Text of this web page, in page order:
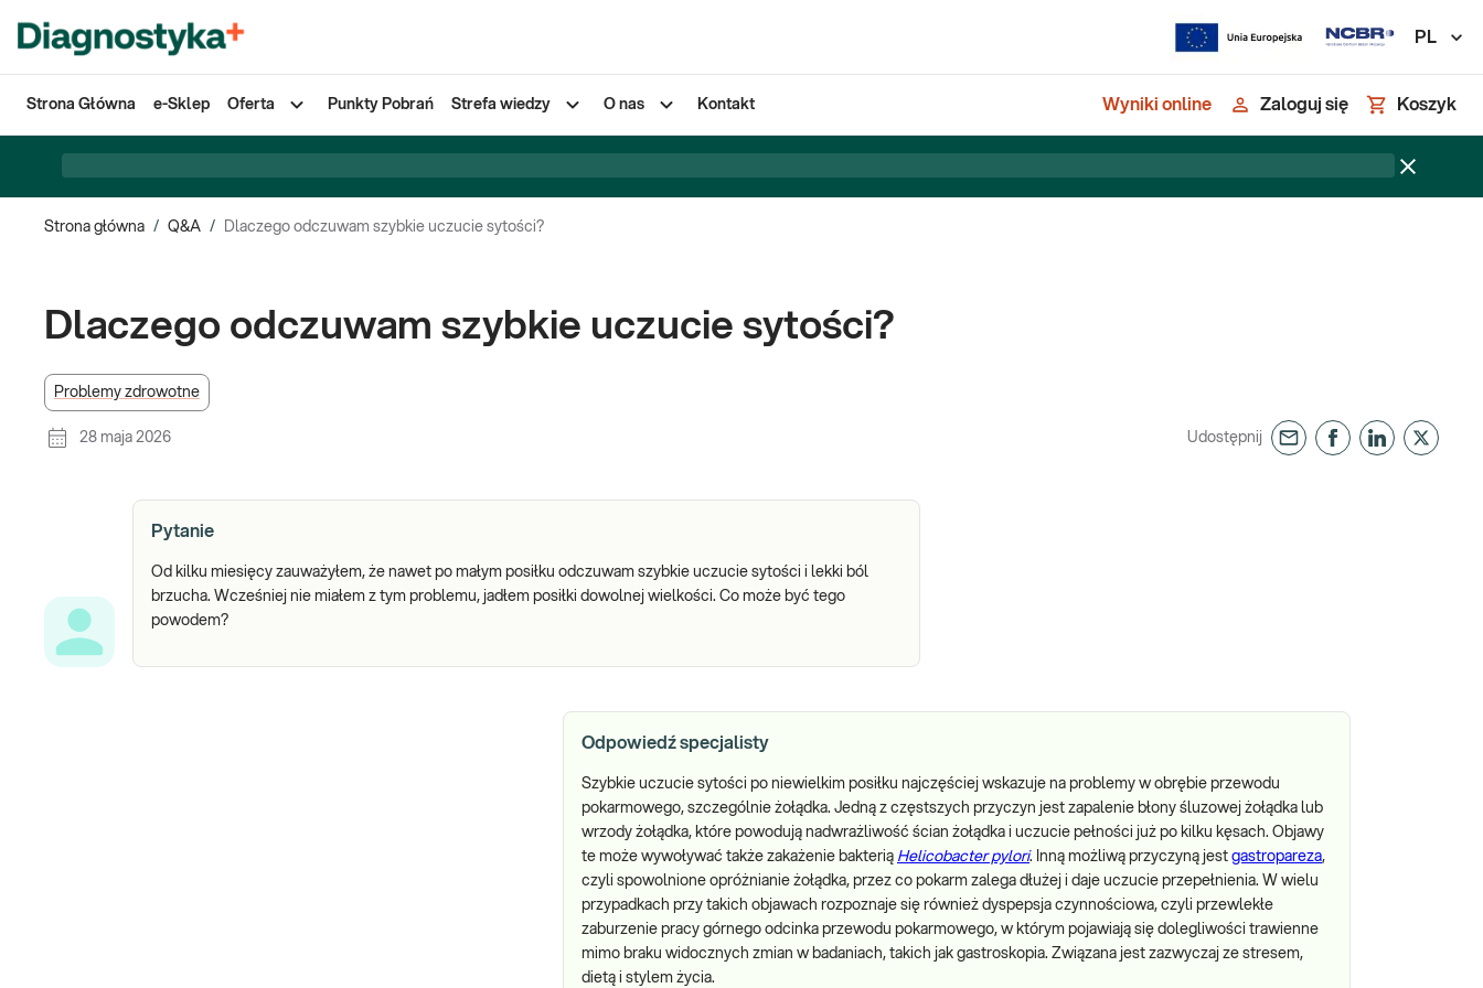
PL
Strona Główna e-Sklep Oferta Punkty Pobrań Strefa wiedzy O nas Kontakt Wyniki online Zaloguj się Koszyk
Strona główna / Q&A / Dlaczego odczuwam szybkie uczucie sytości?
Dlaczego odczuwam szybkie uczucie sytości?
Problemy zdrowotne
28 maja 2026 Udostępnij
Pytanie
Od kilku miesięcy zauważyłem, że nawet po małym posiłku odczuwam szybkie uczucie sytości i lekki ból
brzucha. Wcześniej nie miałem z tym problemu, jadłem posiłki dowolnej wielkości. Co może być tego
powodem?
Odpowiedź specjalisty
Szybkie uczucie sytości po niewielkim posiłku najczęściej wskazuje na problemy w obrębie przewodu
pokarmowego, szczególnie żołądka. Jedną z częstszych przyczyn jest zapalenie błony śluzowej żołądka lub
wrzody żołądka, które powodują nadwrażliwość ścian żołądka i uczucie pełności już po kilku kęsach. Objawy
te może wywoływać także zakażenie bakterią Helicobacter pylori. Inną możliwą przyczyną jest gastropareza,
czyli spowolnione opróżnianie żołądka, przez co pokarm zalega dłużej i daje uczucie przepełnienia. W wielu
przypadkach przy takich objawach rozpoznaje się również dyspepsja czynnościowa, czyli przewlekłe
zaburzenie pracy górnego odcinka przewodu pokarmowego, w którym pojawiają się dolegliwości trawienne
mimo braku widocznych zmian w badaniach, takich jak gastroskopia. Związana jest zazwyczaj ze stresem,
dietą i stylem życia.